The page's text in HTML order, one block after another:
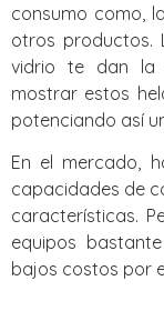
consumo como,
otros productos.
vidrio te dan la
mostrar estos
potenciando así
En el mercado,
capacidades de
características.
equipos
bajos costos por